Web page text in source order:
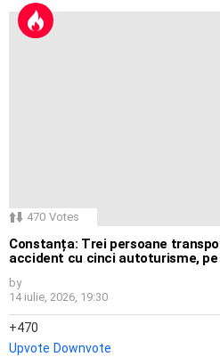
470 Votes
Constanța: Trei persoane
accident cu cinci autoturisme, pe
by
14 iulie, 2026, 19:30
470
Upvote Downvote